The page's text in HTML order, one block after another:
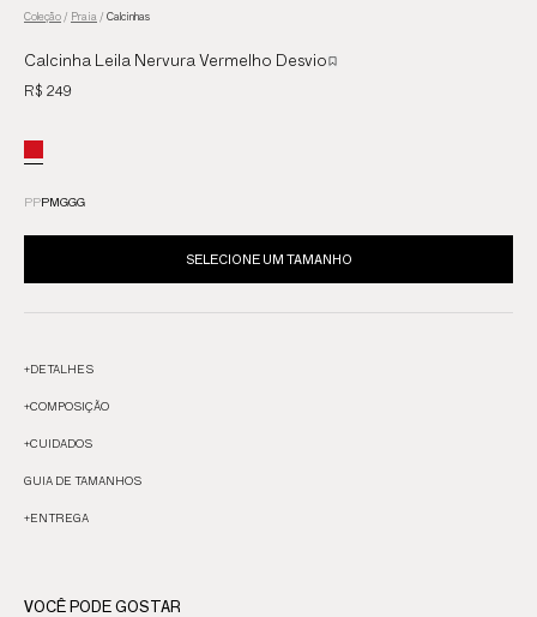
Coleção / Praia / Calcinhas
Calcinha Leila Nervura Vermelho Desvio
R$ 249
PPPMGGG
SELECIONE UM TAMANHO
+DETALHES
+COMPOSIÇÃO
+CUIDADOS
GUIA DE TAMANHOS
+ENTREGA
VOCÊ PODE GOSTAR